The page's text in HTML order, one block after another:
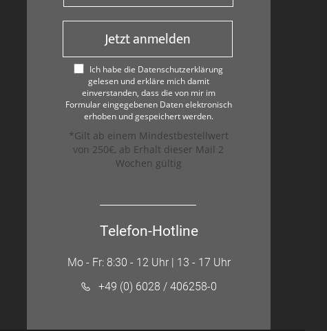
Jetzt anmelden
Ich habe die Datenschutzerklärung
gelesen und erkläre mich damit
einverstanden, dass die von mir im
Formular eingegebenen Daten elektronisch
erhoben und gespeichert werden.
*Gilt ab einem Mindestbestellwert
von 250€, ab Erhalt dieser Mail 2
Wochen gültig
Telefon-Hotline
Mo - Fr: 8:30 - 12 Uhr | 13 - 17 Uhr
+49 (0) 6028 / 406258-0